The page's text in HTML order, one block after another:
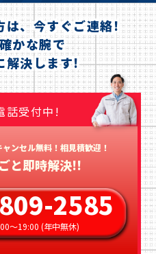
は、今すぐご連絡!
かな腕で
解決します!
話受付中!
ンセル無料！相見積歓迎！
と即時解決!!
2585
〜19:00 (年中無休)